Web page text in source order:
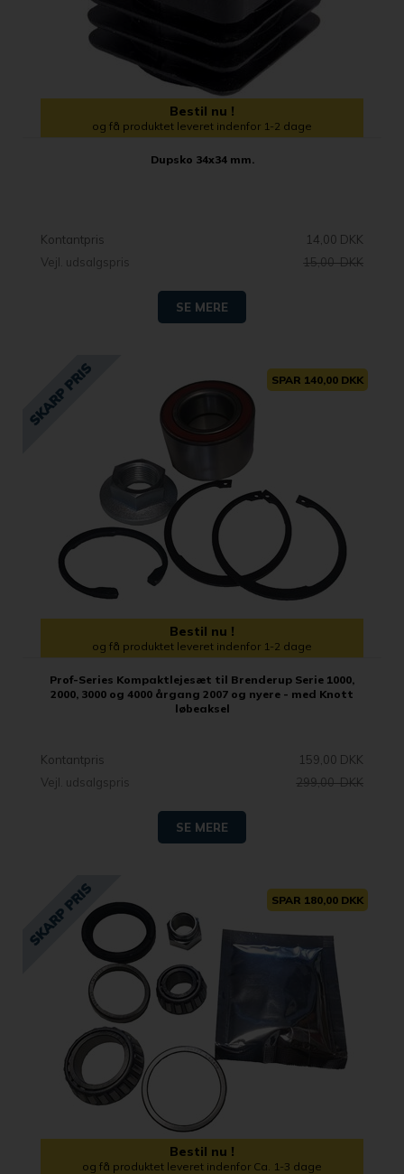
Bestil nu !
og få produktet leveret indenfor 1-2 dage
Dupsko 34x34 mm.
Kontantpris
14,00 DKK
Vejl. udsalgspris
15,00 DKK
SE MERE
SPAR 140,00 DKK
Bestil nu !
og få produktet leveret indenfor 1-2 dage
Prof-Series Kompaktlejesæt til Brenderup Serie 1000,
2000, 3000 og 4000 årgang 2007 og nyere - med Knott
løbeaksel
Kontantpris
159,00 DKK
Vejl. udsalgspris
299,00 DKK
SE MERE
SPAR 180,00 DKK
Bestil nu !
og få produktet leveret indenfor Ca. 1-3 dage